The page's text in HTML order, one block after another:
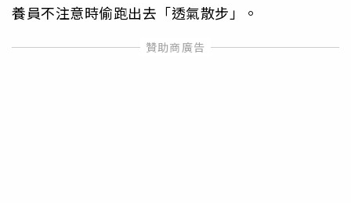
養員不注意時偷跑出去「透氣散步」。